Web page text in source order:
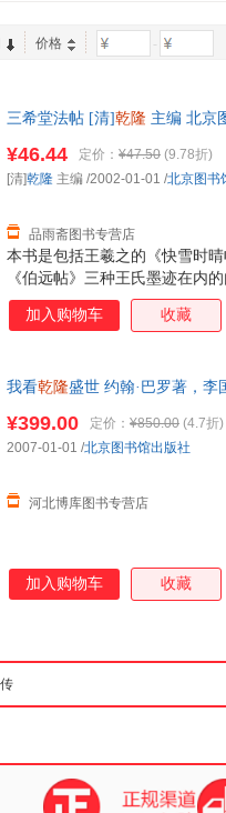
价格 -
三希堂法帖 [清]乾隆 主编 北京
本书是包括王羲之的《快雪时
《伯远帖》三种王氏墨迹在内
¥46.44 定价： ¥47.50 (9.78折)
品雨斋图书专营店
[清]乾隆 主编 /2002-01-01 /北京图书
加入购物车 收藏
我看乾隆盛世 约翰·巴罗著，
¥399.00 定价： ¥850.00 (4.7折)
河北博库图书专营店
2007-01-01 /北京图书馆出版社
加入购物车 收藏